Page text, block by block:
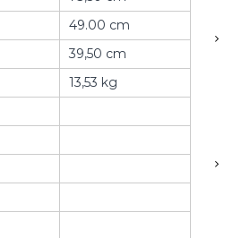
49.00 cm
39,50 cm
13,53 kg